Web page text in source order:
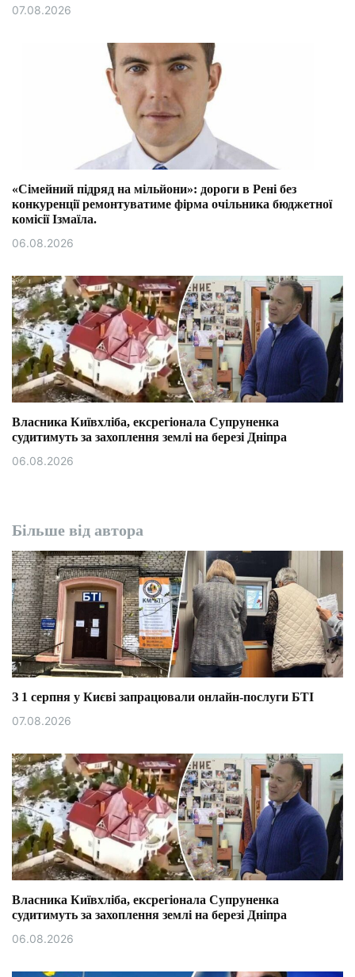
07.08.2026
«Сімейний підряд на мільйони»: дороги в Рені без
конкуренції ремонтуватиме фірма очільника бюджетної
комісії Ізмаїла.
06.08.2026
Власника Київхліба, ексрегіонала Супруненка
судитимуть за захоплення землі на березі Дніпра
06.08.2026
Більше від автора
З 1 серпня у Києві запрацювали онлайн-послуги БТІ
07.08.2026
Власника Київхліба, ексрегіонала Супруненка
судитимуть за захоплення землі на березі Дніпра
06.08.2026